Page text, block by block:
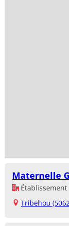
Maternelle
Établissement
Tribehou